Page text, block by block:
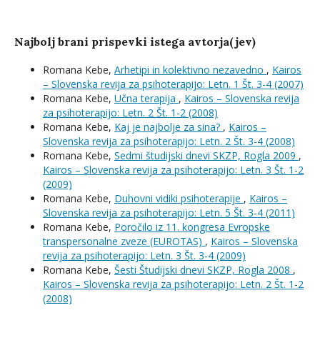
Najbolj brani prispevki istega avtorja(jev)
Romana Kebe, Arhetipi in kolektivno nezavedno , Kairos
– Slovenska revija za psihoterapijo: Letn. 1 Št. 3-4 (2007)
Romana Kebe, Učna terapija , Kairos – Slovenska revija
za psihoterapijo: Letn. 2 Št. 1-2 (2008)
Romana Kebe, Kaj je najbolje za sina? , Kairos –
Slovenska revija za psihoterapijo: Letn. 2 Št. 3-4 (2008)
Romana Kebe, Sedmi študijski dnevi SKZP, Rogla 2009 ,
Kairos – Slovenska revija za psihoterapijo: Letn. 3 Št. 1-2
(2009)
Romana Kebe, Duhovni vidiki psihoterapije , Kairos –
Slovenska revija za psihoterapijo: Letn. 5 Št. 3-4 (2011)
Romana Kebe, Poročilo iz 11. kongresa Evropske
transpersonalne zveze (EUROTAS) , Kairos – Slovenska
revija za psihoterapijo: Letn. 3 Št. 3-4 (2009)
Romana Kebe, Šesti Študijski dnevi SKZP, Rogla 2008 ,
Kairos – Slovenska revija za psihoterapijo: Letn. 2 Št. 1-2
(2008)